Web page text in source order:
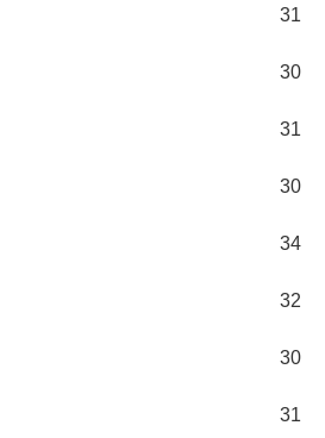
31
30
31
30
34
32
30
31